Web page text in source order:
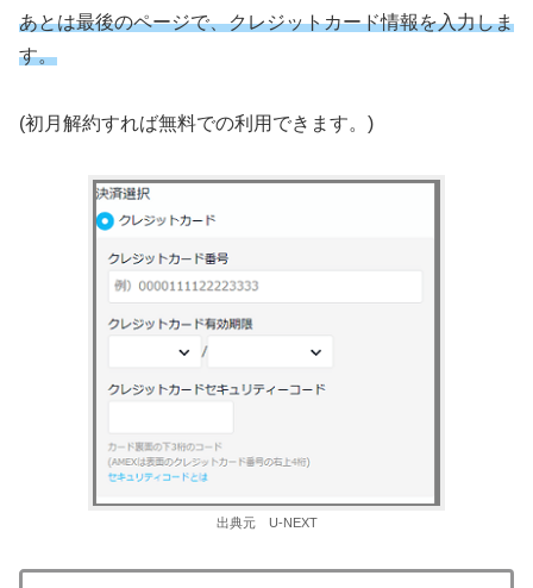
あとは最後のページで、クレジットカード情報を入力しま
す。
(初月解約すれば無料での利用できます。)
出典元 U-NEXT